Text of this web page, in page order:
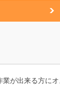
が出来る方に